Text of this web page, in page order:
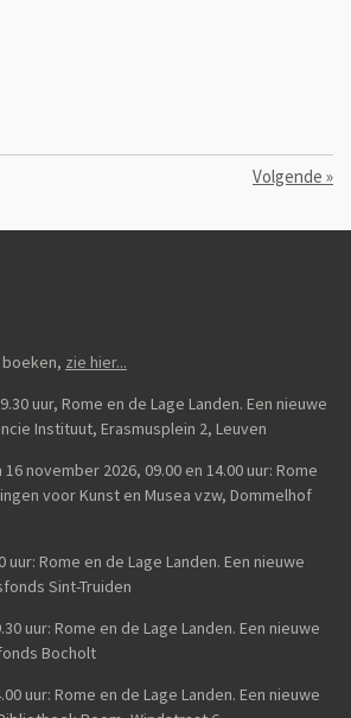
Volgende »
zie hier...
uur, Rome en de Lage Landen. Een nieuwe
Instituut, Erasmusplein 2, Leuven
november 2026, 09.00 en 14.00 uur: Rome
voor Kunst en Musea vzw, Dommelhof
uur: Rome en de Lage Landen. Een nieuwe
Sint-Truiden
uur: Rome en de Lage Landen. Een nieuwe
Bocholt
uur: Rome en de Lage Landen. Een nieuwe